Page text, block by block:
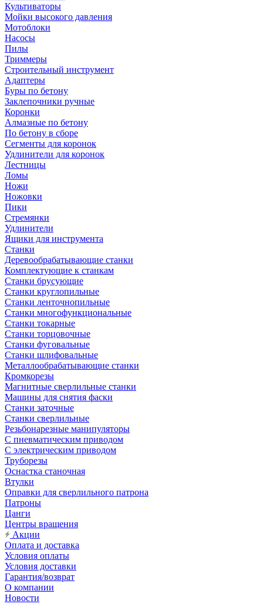
Культиваторы
Мойки высокого давления
Мотоблоки
Насосы
Пилы
Триммеры
Строительный инструмент
Адаптеры
Буры по бетону
Заклепочники ручные
Коронки
Алмазные по бетону
По бетону в сборе
Сегменты для коронок
Удлинители для коронок
Лестницы
Ломы
Ножи
Ножовки
Пики
Стремянки
Удлинители
Ящики для инструмента
Станки
Деревообрабатывающие станки
Комплектующие к станкам
Станки брусующие
Станки круглопильные
Станки ленточнопильные
Станки многофункциональные
Станки токарные
Станки торцовочные
Станки фуговальные
Станки шлифовальные
Металлообрабатывающие станки
Кромкорезы
Магнитные сверлильные станки
Машины для снятия фаски
Станки заточные
Станки сверлильные
Резьбонарезные манипуляторы
С пневматическим приводом
С электрическим приводом
Труборезы
Оснастка станочная
Втулки
Оправки для сверлильного патрона
Патроны
Цанги
Центры вращения
Акции
Оплата и доставка
Условия оплаты
Условия доставки
Гарантия/возврат
О компании
Новости